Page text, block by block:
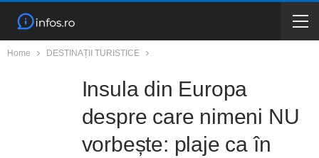
Home DESTINAȚII TURISTICE
Insula din Europa
despre care nimeni NU
vorbește: plaje ca în